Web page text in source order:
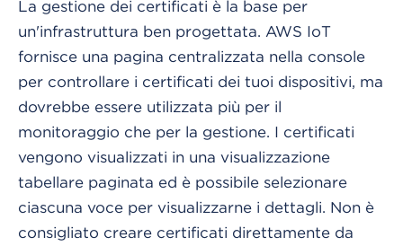
La gestione dei certificati è la base per
un'infrastruttura ben progettata. AWS IoT
fornisce una pagina centralizzata nella console
per controllare i certificati dei tuoi dispositivi, ma
dovrebbe essere utilizzata più per il
monitoraggio che per la gestione. I certificati
vengono visualizzati in una visualizzazione
tabellare paginata ed è possibile selezionare
ciascuna voce per visualizzarne i dettagli. Non è
consigliato creare certificati direttamente da